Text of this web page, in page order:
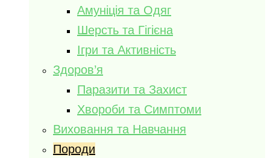
Амуніція та Одяг
Шерсть та Гігієна
Ігри та Активність
Здоров’я
Паразити та Захист
Хвороби та Симптоми
Виховання та Навчання
Породи